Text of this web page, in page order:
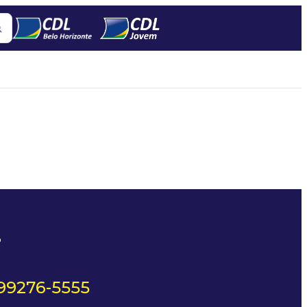
5555